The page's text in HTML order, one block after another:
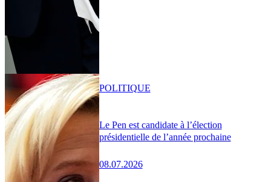
Le Pen est candidate à l’élection
présidentielle de l’année prochaine
08.07.2026
POLITIQUE